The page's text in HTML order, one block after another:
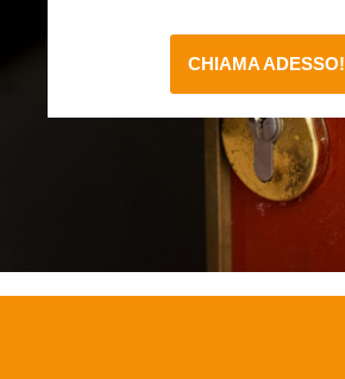
CHIAMA ADESSO!